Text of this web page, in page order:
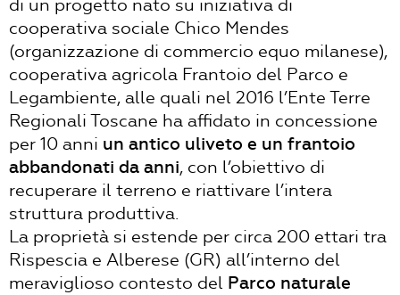
di un progetto nato su iniziativa di
cooperativa sociale Chico Mendes
(organizzazione di commercio equo milanese),
cooperativa agricola Frantoio del Parco e
Legambiente, alle quali nel 2016 l’Ente Terre
Regionali Toscane ha affidato in concessione
per 10 anni un antico uliveto e un frantoio
abbandonati da anni, con l’obiettivo di
recuperare il terreno e riattivare l’intera
struttura produttiva.
La proprietà si estende per circa 200 ettari tra
Rispescia e Alberese (GR) all’interno del
meraviglioso contesto del Parco naturale